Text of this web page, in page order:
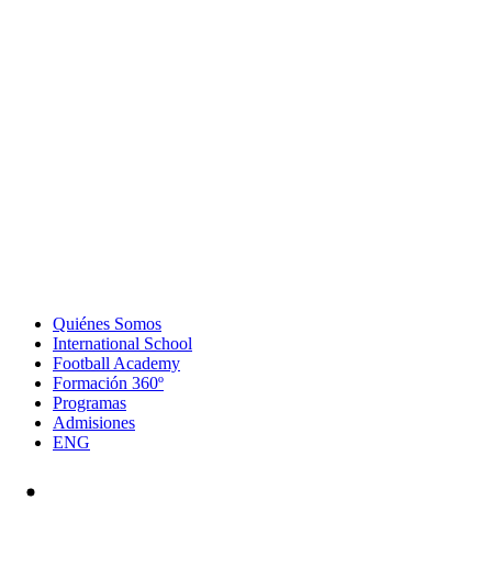
Quiénes Somos
International School
Football Academy
Formación 360º
Programas
Admisiones
ENG